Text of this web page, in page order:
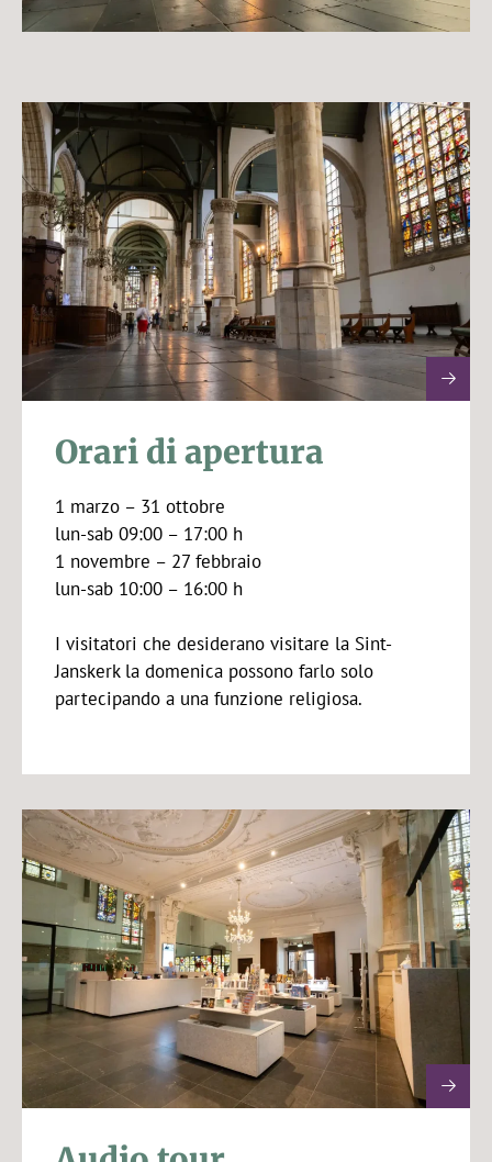
Orari di apertura
1 marzo – 31 ottobre
lun-sab 09:00 – 17:00 h
1 novembre – 27 febbraio
lun-sab 10:00 – 16:00 h
I visitatori che desiderano visitare la Sint-
Janskerk la domenica possono farlo solo
partecipando a una funzione religiosa.